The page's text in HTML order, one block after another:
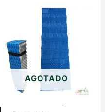
AGOTADO